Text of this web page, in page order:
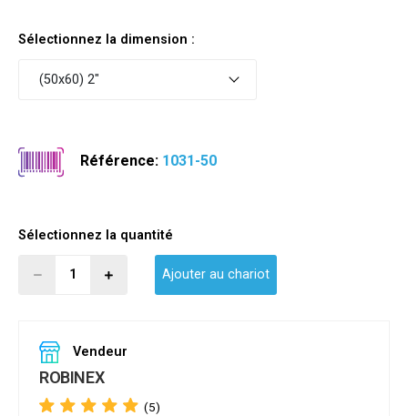
Sélectionnez la dimension :
(50x60) 2"
Référence: 1031-50
Sélectionnez la quantité
Ajouter au chariot
Vendeur
ROBINEX
(5)